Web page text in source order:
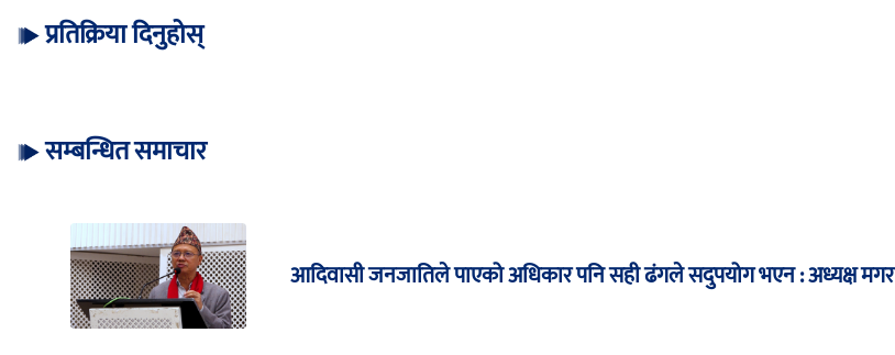
प्रतिक्रिया दिनुहोस्
सम्बन्धित समाचार
आदिवासी जनजातिले पाएको अधिकार पनि सही ढंगले सदुपयोग भएन : अध्यक्ष मगर